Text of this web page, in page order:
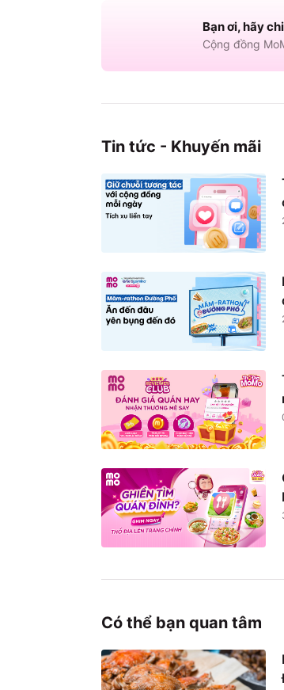
Bạn ơi, hãy
Cộng đồng
Tin tức - Khuyến mãi
Có thể bạn quan tâm